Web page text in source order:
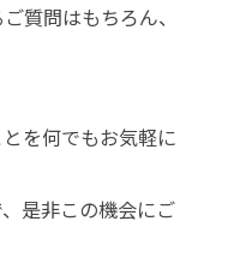
質問はもちろん、
を何でもお気軽に
是非この機会にご